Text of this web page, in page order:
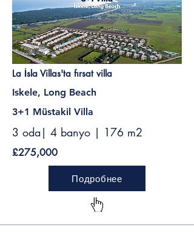
La İsla Villas'ta fırsat villa
Iskele, Long Beach
3+1 Müstakil Villa
3 oda| 4 banyo | 176 m2
£275,000
Подробнее